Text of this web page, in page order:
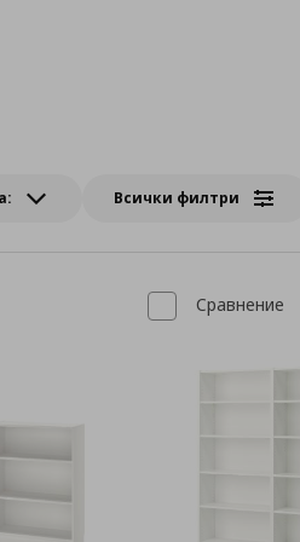
Всички филтри
Сравнение